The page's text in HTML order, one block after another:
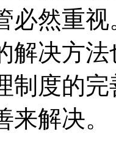
必然重
解决方
制度的
解决。